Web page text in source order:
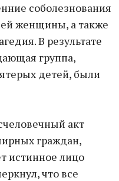
соболезнования
женщины, а также
В результате
группа,
детей, были
акт
граждан,
истинное лицо
что все